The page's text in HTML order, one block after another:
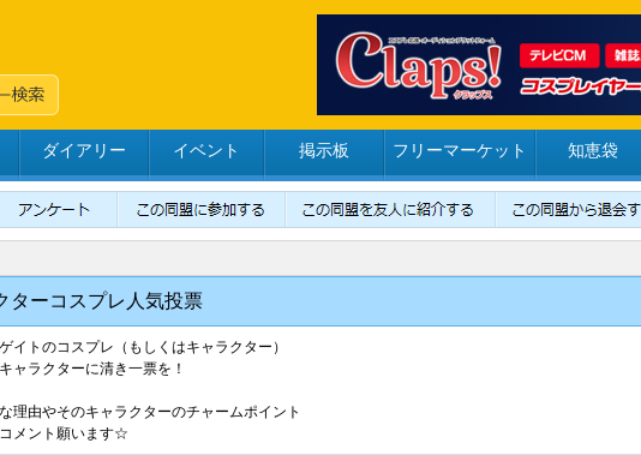
ダイアリー イベント 掲示板 フリーマーケット 知恵袋
ターコスプレ人気投票
イトのコスプレ（もしくはキャラクター）
ャラクターに清き一票を！
理由やそのキャラクターのチャームポイント
メント願います☆